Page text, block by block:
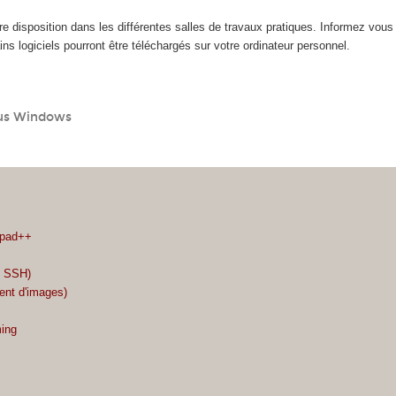
disposition dans les différentes salles de travaux pratiques. Informez vous
logiciels pourront être téléchargés sur votre ordinateur personnel.
Windows
SSH)
d'images)